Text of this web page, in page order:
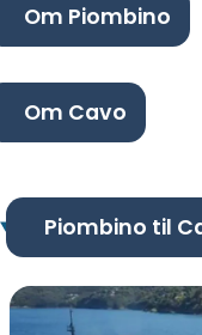
Om Piombino
Om Cavo
Piombino til